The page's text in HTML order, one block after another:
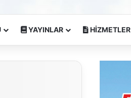
YAYINLAR HİZMETLER